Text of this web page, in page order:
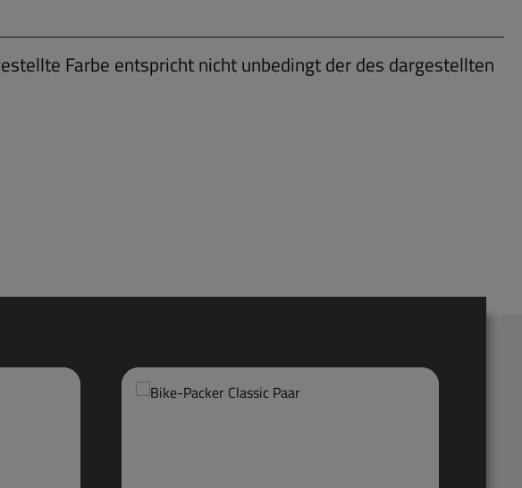
Farbe entspricht nicht unbedingt der des dargestellten